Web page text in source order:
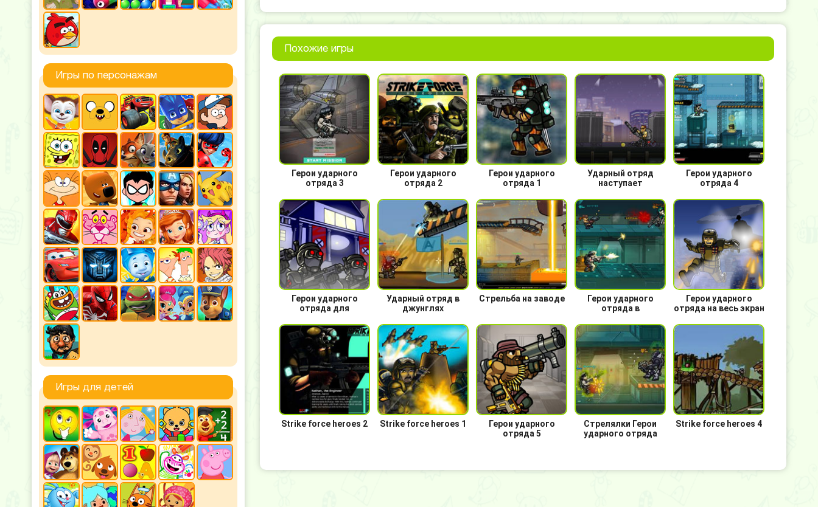
Игры по персонажам
Игры для детей
Похожие игры
Герои ударного
отряда 3
Герои ударного
отряда 2
Герои ударного
отряда 1
Ударный отряд
наступает
Герои ударного
отряда 4
Герои ударного
отряда для
Ударный отряд в
джунглях
Стрельба на заводе
Герои ударного
отряда в
Герои ударного
отряда на весь экран
Strike force heroes 2 Strike force heroes 1
Герои ударного
отряда 5
Стрелялки Герои
ударного отряда
Strike force heroes 4